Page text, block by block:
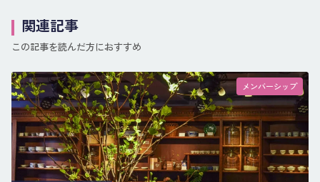
関連記事
この記事を読んだ方におすすめ
メンバーシップ